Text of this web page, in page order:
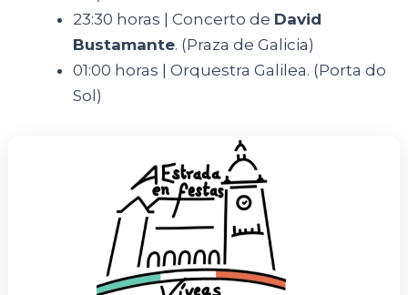
23:30 horas | Concerto de David
Bustamante. (Praza de Galicia)
01:00 horas | Orquestra Galilea. (Porta do
Sol)